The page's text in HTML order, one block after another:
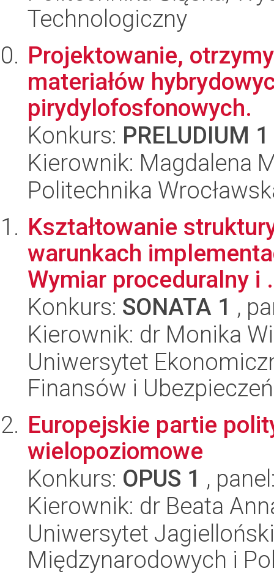
Technologiczny
Projektowanie,
materiałów
pirydylofosfonowych.
Konkurs: PRELUDIUM 1
Kierownik: Magdalena
Politechnika
Kształtowanie
warunkach
Wymiar proceduralny i
Konkurs: SONATA 1 ,
Kierownik: dr Monika
Uniwersytet
Finansów i Ubezpieczeń
Europejskie partie
wielopoziomowe
Konkurs: OPUS 1 ,
Kierownik: dr Beata
Uniwersytet
Międzynarodowych i